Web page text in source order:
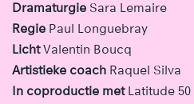
Dramaturgie Sara Lemaire
Regie Paul Longuebray
LichtValentin Boucq
Artistieke coach Raquel Silva
In coproductie metLatitude 50